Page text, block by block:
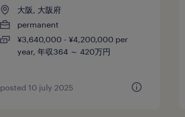
大阪, 大阪府
permanent
¥3,640,000 - ¥4,200,000 per
year, 年収364 ～ 420万円
posted 10 july 2025